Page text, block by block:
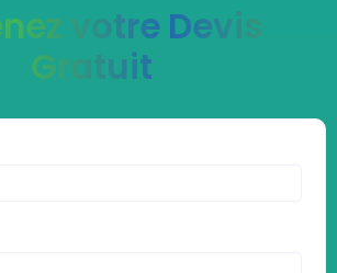
votre Devis
Gratuit